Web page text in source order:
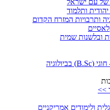
של עם ישראל
יהודית ותלמוד
ותרבויות המזרח הקדום
ובלשנות שמית
תואר ראשון דו - חוגי (B.Sc) בביולוגיה
>>
ולימודים אמריקניים